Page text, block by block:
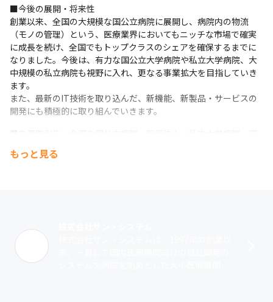
■今後の展開・将来性
創業以来、全国の大規模な国公立病院に展開し、病院内の物流
（モノの管理）という、医療業界においてもニッチな市場で確実
に成長を続け、全国でもトップクラスのシェアを確保するまでに
なりました。今後は、有力な国公立大学病院や私立大学病院、大
中規模の私立病院も視野に入れ、更なる事業拡大を目指していき
ます。
また、最新のIT技術を取り込んだ、新機能、新製品・サービスの
開発にも積極的に取り組んでいきます。
ネット、ソフトウェア・サービス、シーエスアイ、東芝キヤノン
国医療サービス、クロスウィルメディカル、シバタインテック
他
もっと見る